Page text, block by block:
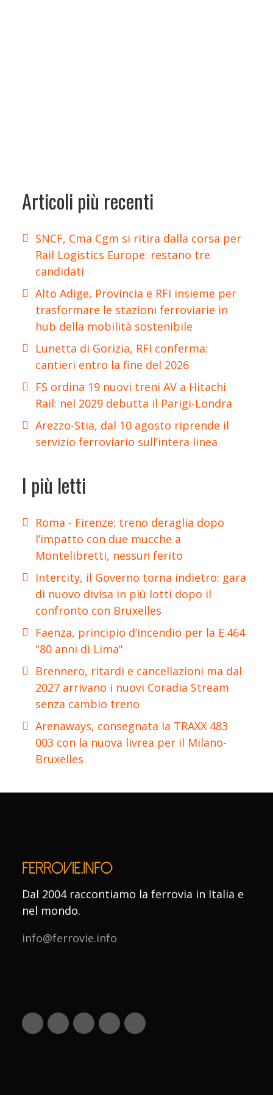
Articoli più recenti
SNCF, Cma Cgm si ritira dalla corsa per
Rail Logistics Europe: restano tre
candidati
Alto Adige, Provincia e RFI insieme per
trasformare le stazioni ferroviarie in
hub della mobilità sostenibile
Lunetta di Gorizia, RFI conferma:
cantieri entro la fine del 2026
FS ordina 19 nuovi treni AV a Hitachi
Rail: nel 2029 debutta il Parigi-Londra
Arezzo-Stia, dal 10 agosto riprende il
servizio ferroviario sull’intera linea
I più letti
Roma - Firenze: treno deraglia dopo
l’impatto con due mucche a
Montelibretti, nessun ferito
Intercity, il Governo torna indietro: gara
di nuovo divisa in più lotti dopo il
confronto con Bruxelles
Faenza, principio d’incendio per la E.464
"80 anni di Lima"
Brennero, ritardi e cancellazioni ma dal
2027 arrivano i nuovi Coradia Stream
senza cambio treno
Arenaways, consegnata la TRAXX 483
003 con la nuova livrea per il Milano-
Bruxelles
Dal 2004 raccontiamo la ferrovia in Italia e
nel mondo.
info@ferrovie.info